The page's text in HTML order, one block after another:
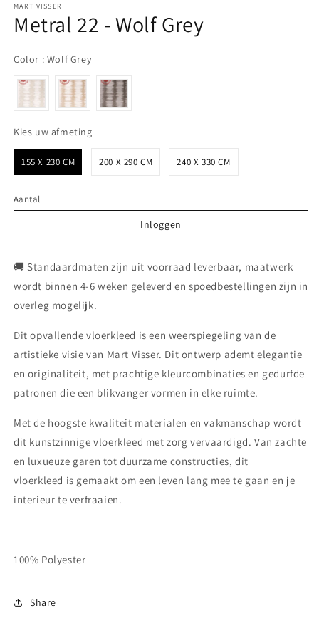
MART VISSER
Metral 22 - Wolf Grey
Color : Wolf GreyColor
Kies uw afmetingKies uw afmeting
155 X 230 CM 200 X 290 CM 240 X 330 CM
Aantal
Inloggen
Inloggen
🚚 Standaardmaten zijn uit voorraad leverbaar, maatwerk
wordt binnen 4-6 weken geleverd en spoedbestellingen zijn in
overleg mogelijk.
Dit opvallende vloerkleed is een weerspiegeling van de
artistieke visie van Mart Visser. Dit ontwerp ademt elegantie
en originaliteit, met prachtige kleurcombinaties en gedurfde
patronen die een blikvanger vormen in elke ruimte.
Met de hoogste kwaliteit materialen en vakmanschap wordt
dit kunstzinnige vloerkleed met zorg vervaardigd. Van zachte
en luxueuze garen tot duurzame constructies, dit
vloerkleed is gemaakt om een leven lang mee te gaan en je
interieur te verfraaien.
100% Polyester
Share